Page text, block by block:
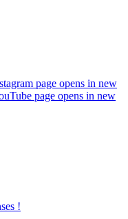
page opens in new
page opens in new
!